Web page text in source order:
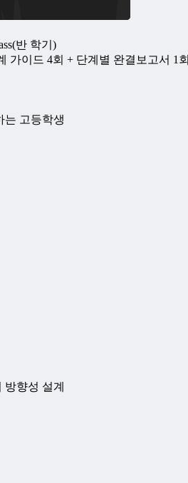
반 학기)
가이드 4회 + 단계별 완결보고서 1회
는 고등학생
향성 설계